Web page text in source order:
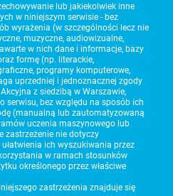
lub jakiekolwiek inne
w niniejszym serwisie - bez
wyrażenia (w szczególności lecz nie
muzyczne, audiowizualne,
w nich dane i informacje, bazy
formę (np. literackie,
programy komputerowe,
uprzedniej i jednoznacznej zgody
z siedzibą w Warszawie,
serwisu, bez względu na sposób ich
(manualną lub zautomatyzowaną
uczenia maszynowego lub
zastrzeżenie nie dotyczy
ich wyszukiwania przez
w ramach stosunków
określonego przez właściwe
zastrzeżenia znajduje się